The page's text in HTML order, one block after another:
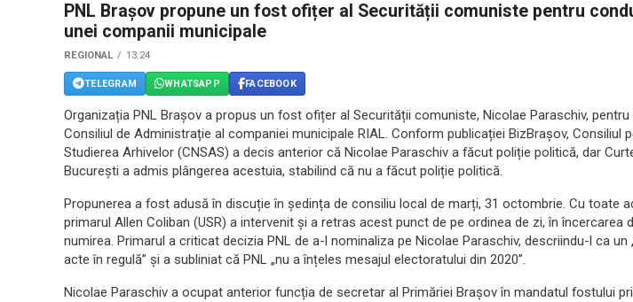
PNL Brașov propune un fost ofițer al Securității comuniste pentru
unei companii municipale
REGIONAL 13:24
TELEGRAM WHATSAPP FACEBOOK
Organizația PNL Brașov a propus un fost ofițer al Securității comuniste, Nicolae Paraschiv,
Consiliul de Administrație al companiei municipale RIAL. Conform publicației BizBrașov, Consiliul
Studierea Arhivelor (CNSAS) a decis anterior că Nicolae Paraschiv a făcut poliție politică, dar
București a admis plângerea acestuia, stabilind că nu a făcut poliție politică.
Propunerea a fost adusă în discuție în ședința de consiliu local de marți, 31 octombrie. Cu toate
primarul Allen Coliban (USR) a intervenit și a retras acest punct de pe ordinea de zi, în încercarea
numirea. Primarul a criticat decizia PNL de a-l nominaliza pe Nicolae Paraschiv, descriindu-l ca un
acte în regulă” și a subliniat că PNL „nu a înțeles mesajul electoratului din 2020”.
Nicolae Paraschiv a ocupat anterior funcția de secretar al Primăriei Brașov în mandatul fostului